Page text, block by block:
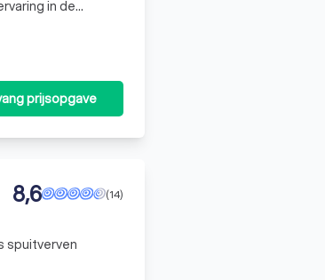
in de
prijsopgave
(14)
8,6
spuitverven